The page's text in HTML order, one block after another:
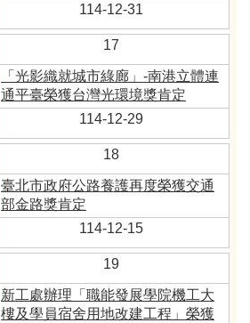
114-12-31
17
「光影織就城市綠廊」-南港立體連
通平臺榮獲台灣光環境獎肯定
114-12-29
18
臺北市政府公路養護再度榮獲交通
部金路獎肯定
114-12-15
19
新工處辦理「職能發展學院機工大
樓及學員宿舍用地改建工程」榮獲